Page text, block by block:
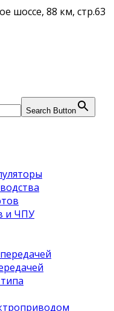
шоссе, 88 км, стр.63
Search Button
и ЧПУ